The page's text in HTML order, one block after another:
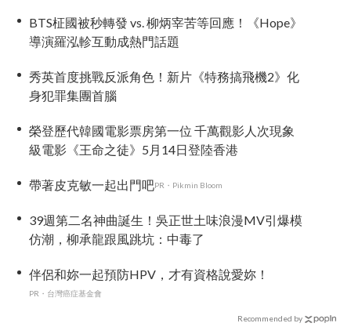
BTS柾國被秒轉發 vs. 柳炳宰苦等回應！《Hope》
導演羅泓軫互動成熱門話題
秀英首度挑戰反派角色！新片《特務搞飛機2》化
身犯罪集團首腦
榮登歷代韓國電影票房第一位 千萬觀影人次現象
級電影《王命之徒》5月14日登陸香港
帶著皮克敏一起出門吧PR・Pikmin Bloom
39週第二名神曲誕生！吳正世土味浪漫MV引爆模
仿潮，柳承龍跟風跳坑：中毒了
伴侶和妳一起預防HPV，才有資格說愛妳！
PR・台灣癌症基金會
Recommended by